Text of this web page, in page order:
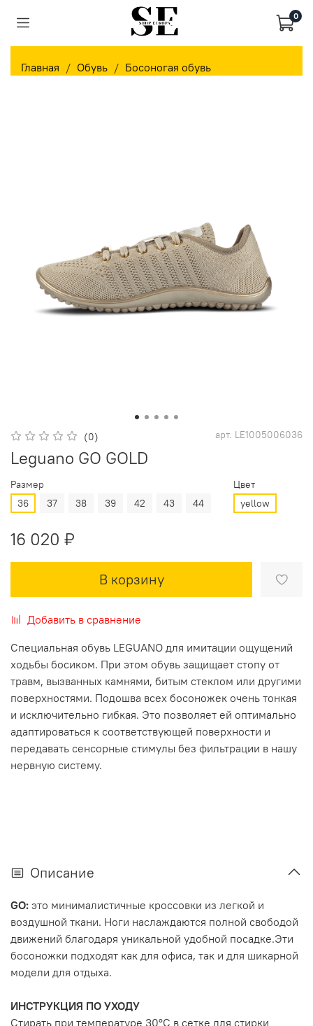
0
Главная Обувь Босоногая обувь
(0) арт. LE1005006036
Leguano GO GOLD
Размер
36
37 38 39 42 43 44
Цвет
yellow
16 020 ₽
В корзину
Добавить в сравнение
Специальная обувь LEGUANO для имитации ощущений
ходьбы босиком. При этом обувь защищает стопу от
травм, вызванных камнями, битым стеклом или другими
поверхностями. Подошва всех босоножек очень тонкая
и исключительно гибкая. Это позволяет ей оптимально
адаптироваться к соответствующей поверхности и
передавать сенсорные стимулы без фильтрации в нашу
нервную систему.
Описание
GO: это минималистичные кроссовки из легкой и
воздушной ткани. Ноги наслаждаются полной свободой
движений благодаря уникальной удобной посадке.Эти
босоножки подходят как для офиса, так и для шикарной
модели для отдыха.
ИНСТРУКЦИЯ ПО УХОДУ
Стирать при температуре 30°С в сетке для стирки